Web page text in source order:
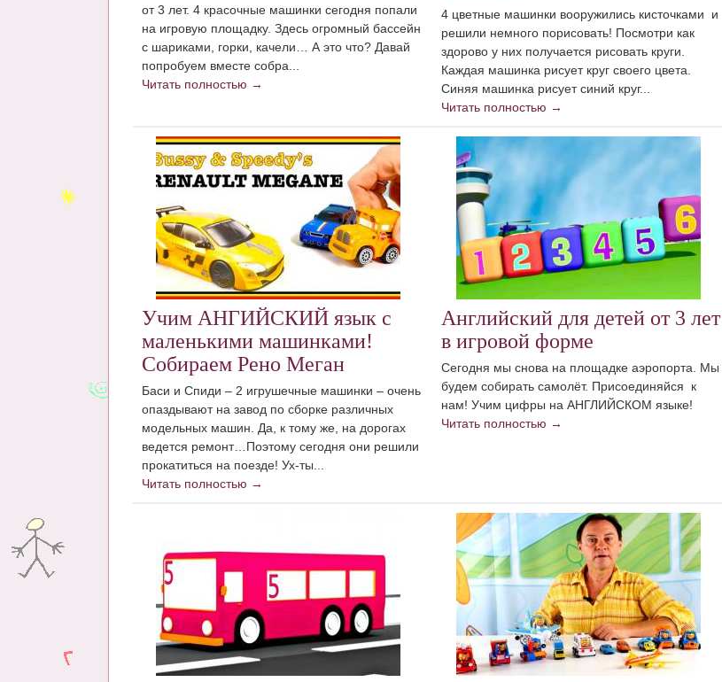
от 3 лет. 4 красочные машинки сегодня попали
на игровую площадку. Здесь огромный бассейн
с шариками, горки, качели… А это что? Давай
попробуем вместе собра...
Читать полностью →
4 цветные машинки вооружились кисточками и
решили немного порисовать! Посмотри как
здорово у них получается рисовать круги.
Каждая машинка рисует круг своего цвета.
Синяя машинка рисует синий круг...
Читать полностью →
Учим АНГИЙСКИЙ язык с
маленькими машинками!
Собираем Рено Меган
Баси и Спиди – 2 игрушечные машинки – очень
опаздывают на завод по сборке различных
модельных машин. Да, к тому же, на дорогах
ведется ремонт…Поэтому сегодня они решили
прокатиться на поезде! Ух-ты...
Читать полностью →
Английский для детей от 3 лет
в игровой форме
Сегодня мы снова на площадке аэропорта. Мы
будем собирать самолёт. Присоединяйся к
нам! Учим цифры на АНГЛИЙСКОМ языке!
Читать полностью →